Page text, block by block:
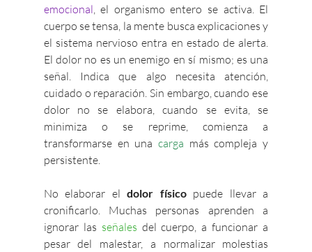
emocional , el organismo entero se activa. El
cuerpo se tensa, la mente busca explicaciones y
el sistema nervioso entra en estado de alerta.
El dolor no es un enemigo en sí mismo; es una
señal. Indica que algo necesita atención,
cuidado o reparación. Sin embargo, cuando ese
dolor no se elabora, cuando se evita, se
minimiza o se reprime, comienza a
transformarse en una carga más compleja y
persistente.
No elaborar el dolor físico puede llevar a
cronificarlo. Muchas personas aprenden a
ignorar las señales del cuerpo, a funcionar a
pesar del malestar, a normalizar molestias